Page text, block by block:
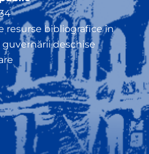
resurse bibliografice în
deschise